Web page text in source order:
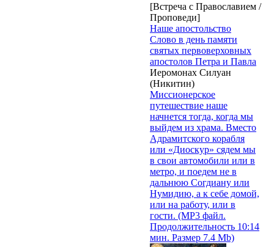
[Встреча с Православием /
Проповеди]
Наше апостольство
Слово в день памяти
святых первоверховных
апостолов Петра и Павла
Иеромонах Силуан
(Никитин)
Миссионерское
путешествие наше
начнется тогда, когда мы
выйдем из храма. Вместо
Адрамитского корабля
или «Диоскур» сядем мы
в свои автомобили или в
метро, и поедем не в
дальнюю Согдиану или
Нумидию, а к себе домой,
или на работу, или в
гости. (MP3 файл.
Продолжительность 10:14
мин. Размер 7.4 Mb)